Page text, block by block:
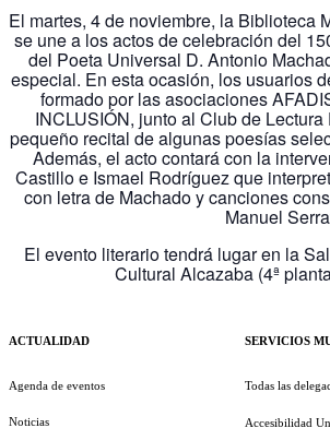
El martes, 4 de noviembre, la Biblioteca
se une a los actos de celebración del
del Poeta Universal D. Antonio
especial. En esta ocasión, los usuarios
formado por las asociaciones
INCLUSIÓN, junto al Club de
pequeño recital de algunas poesías
Además, el acto contará con la
Castillo e Ismael Rodríguez que
con letra de Machado y canciones
Manuel
El evento literario tendrá lugar en la
Cultural Alcazaba (4ª
ACTUALIDAD
Agenda de eventos
Noticias
SERVICIOS
Todas las
Accesibilidad